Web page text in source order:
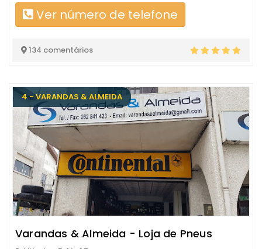
Ver número de telefone
134 comentários
4 - VARANDAS & ALMEIDA
Varandas & Almeida - Loja de Pneus